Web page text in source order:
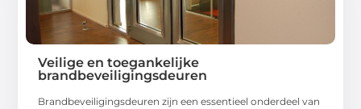
Veilige en toegankelijke
brandbeveiligingsdeuren
Brandbeveiligingsdeuren zijn een essentieel onderdeel van